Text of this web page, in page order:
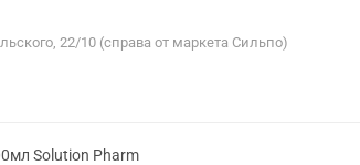
22/10 (справа от маркета Сильпо)
Solution Pharm